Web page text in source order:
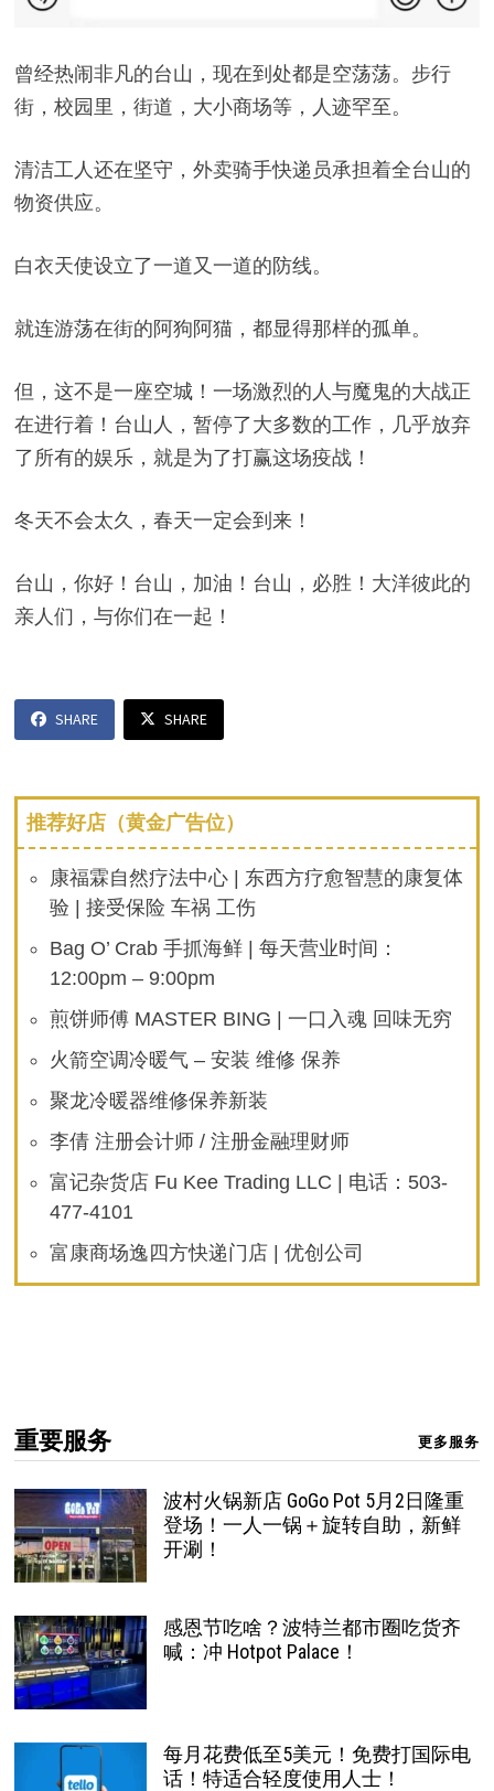
曾经热闹非凡的台山，现在到处都是空荡荡。步行
街，校园里，街道，大小商场等，人迹罕至。
清洁工人还在坚守，外卖骑手快递员承担着全台山的
物资供应。
白衣天使设立了一道又一道的防线。
就连游荡在街的阿狗阿猫，都显得那样的孤单。
但，这不是一座空城！一场激烈的人与魔鬼的大战正
在进行着！台山人，暂停了大多数的工作，几乎放弃
了所有的娱乐，就是为了打赢这场疫战！
冬天不会太久，春天一定会到来！
台山，你好！台山，加油！台山，必胜！大洋彼此的
亲人们，与你们在一起！
SHARE SHARE
推荐好店（黄金广告位）
康福霖自然疗法中心 | 东西方疗愈智慧的康复体
验 | 接受保险 车祸 工伤
Bag O’ Crab 手抓海鲜 | 每天营业时间：
12:00pm – 9:00pm
煎饼师傅 MASTER BING | 一口入魂 回味无穷
火箭空调冷暖气 – 安装 维修 保养
聚龙冷暖器维修保养新装
李倩 注册会计师 / 注册金融理财师
富记杂货店 Fu Kee Trading LLC | 电话：503-
477-4101
富康商场逸四方快递门店 | 优创公司
重要服务 更多服务
波村火锅新店 GoGo Pot 5月2日隆重
登场！一人一锅＋旋转自助，新鲜
开涮！
感恩节吃啥？波特兰都市圈吃货齐
喊：冲 Hotpot Palace！
每月花费低至5美元！免费打国际电
话！特适合轻度使用人士！